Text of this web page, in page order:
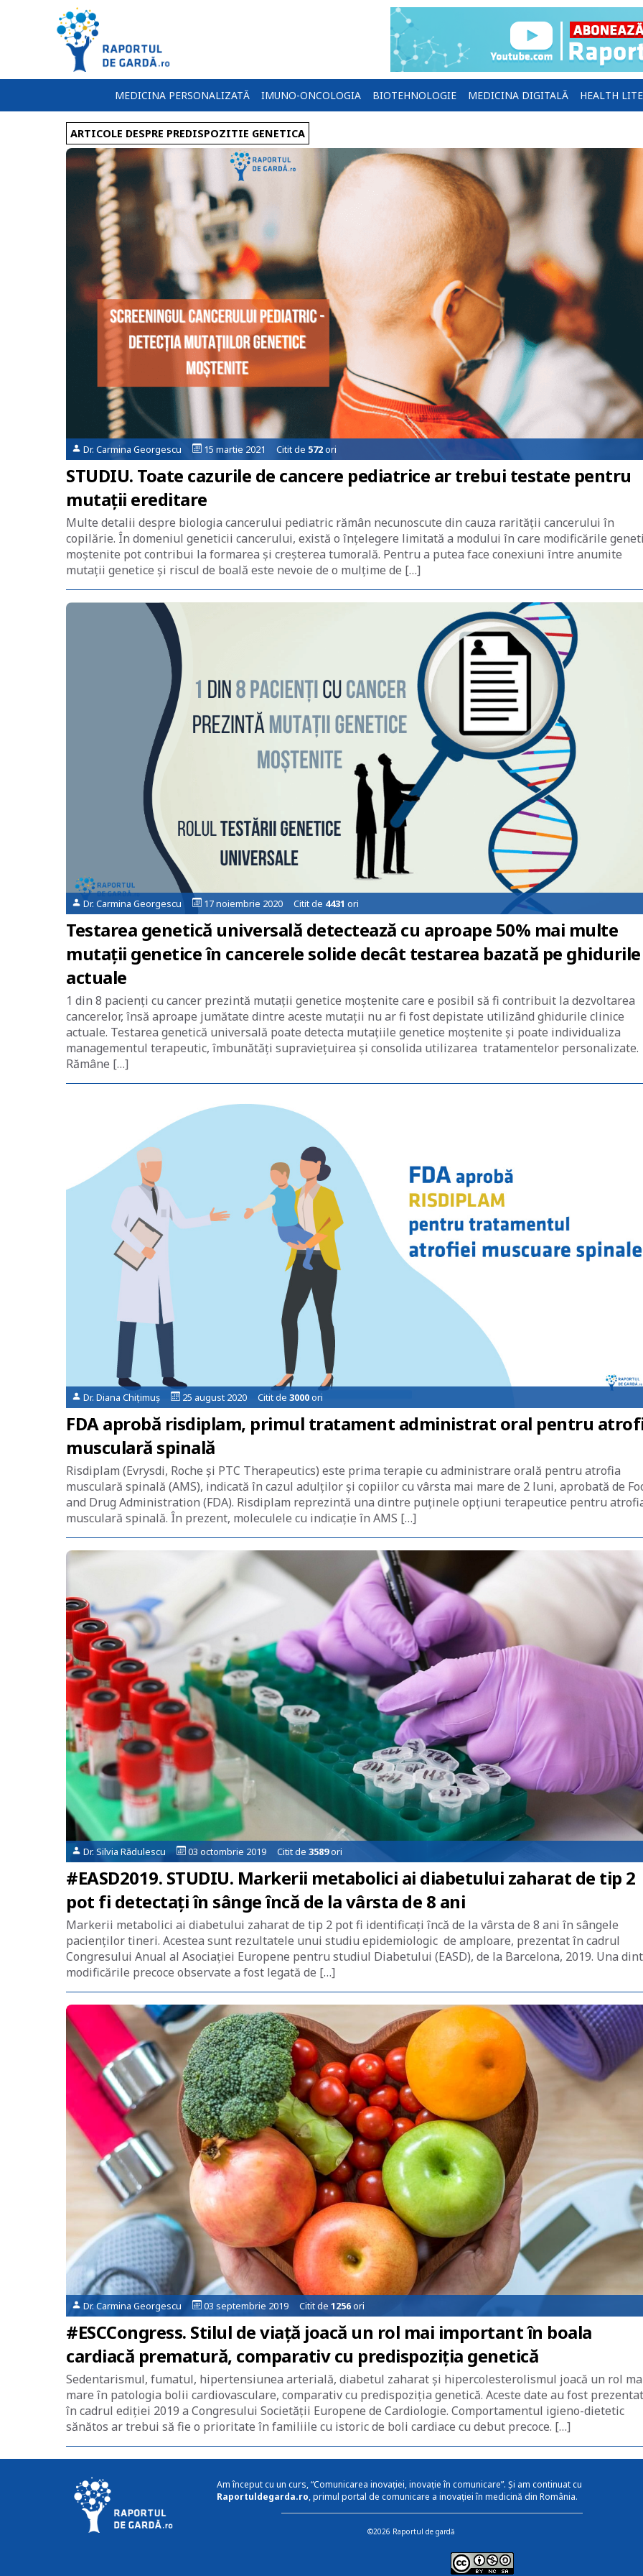
MEDICINA PERSONALIZATĂ IMUNO-ONCOLOGIA BIOTEHNOLOGIE MEDICINA DIGITALĂ HEALTH
ARTICOLE DESPRE PREDISPOZITIE GENETICA
Dr. Carmina Georgescu 15 martie 2021 Citit de 572ori
STUDIU. Toate cazurile de cancere pediatrice ar trebui testate pentru
mutații ereditare
Multe detalii despre biologia cancerului pediatric rămân necunoscute din cauza rarității cancerului în
copilărie. În domeniul geneticii cancerului, există o înțelegere limitată a modului în care modificările
moștenite pot contribui la formarea și creșterea tumorală. Pentru a putea face conexiuni între anumite
mutații genetice și riscul de boală este nevoie de o mulțime de […]
Dr. Carmina Georgescu 17 noiembrie 2020 Citit de 4431 ori
Testarea genetică universală detectează cu aproape 50% mai multe
mutații genetice în cancerele solide decât testarea bazată pe ghidurile
actuale
1 din 8 pacienți cu cancer prezintă mutații genetice moștenite care e posibil să fi contribuit la dezvoltarea
cancerelor, însă aproape jumătate dintre aceste mutații nu ar fi fost depistate utilizând ghidurile clinice
actuale. Testarea genetică universală poate detecta mutațiile genetice moștenite și poate individualiza
managementul terapeutic, îmbunătăți supraviețuirea și consolida utilizarea tratamentelor personalizate.
Rămâne […]
Dr. Diana Chițimuș 25 august 2020 Citit de 3000ori
FDA aprobă risdiplam, primul tratament administrat oral pentru
musculară spinală
Risdiplam (Evrysdi, Roche și PTC Therapeutics) este prima terapie cu administrare orală pentru atrofia
musculară spinală (AMS), indicată în cazul adulților și copiilor cu vârsta mai mare de 2 luni, aprobată de
and Drug Administration (FDA). Risdiplam reprezintă una dintre puținele opțiuni terapeutice pentru
musculară spinală. În prezent, moleculele cu indicație în AMS […]
Dr. Silvia Rădulescu 03 octombrie 2019 Citit de 3589ori
#EASD2019. STUDIU. Markerii metabolici ai diabetului zaharat de tip 2
pot fi detectați în sânge încă de la vârsta de 8 ani
Markerii metabolici ai diabetului zaharat de tip 2 pot fi identificați încă de la vârsta de 8 ani în sângele
pacienților tineri. Acestea sunt rezultatele unui studiu epidemiologic de amploare, prezentat în cadrul
Congresului Anual al Asociației Europene pentru studiul Diabetului (EASD), de la Barcelona, 2019. Una
modificările precoce observate a fost legată de […]
Dr. Carmina Georgescu 03 septembrie 2019 Citit de 1256ori
#ESCCongress. Stilul de viață joacă un rol mai important în boala
cardiacă prematură, comparativ cu predispoziția genetică
Sedentarismul, fumatul, hipertensiunea arterială, diabetul zaharat și hipercolesterolismul joacă un rol
mare în patologia bolii cardiovasculare, comparativ cu predispoziția genetică. Aceste date au fost
în cadrul ediției 2019 a Congresului Societății Europene de Cardiologie. Comportamentul igieno-dietetic
sănătos ar trebui să fie o prioritate în familiile cu istoric de boli cardiace cu debut precoce. […]
Am început cu un curs, “Comunicarea inovației, inovație în comunicare”. Și am continuat cu
Raportuldegarda.ro, primul portal de comunicare a inovației în medicină din România.
©2026 Raportul de gardă